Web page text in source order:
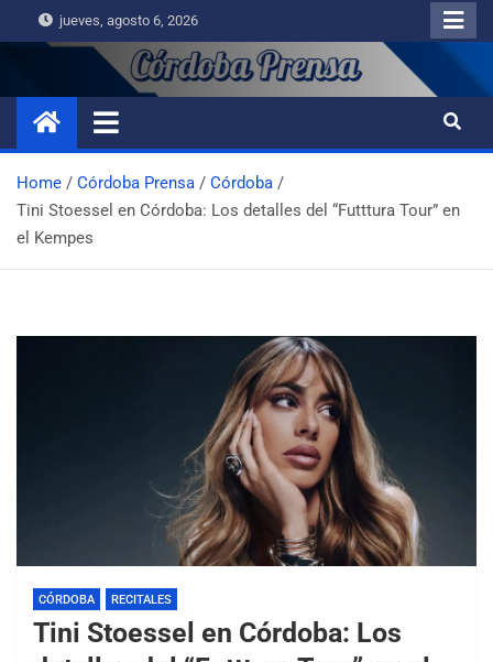
jueves, agosto 6, 2026
Home Córdoba Prensa
Córdoba
Tini Stoessel en Córdoba: Los detalles del “Futttura Tour” en
el Kempes
CÓRDOBA RECITALES
Tini Stoessel en Córdoba: Los